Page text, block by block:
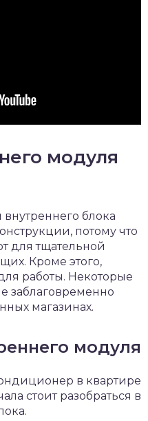
модуля
блока
потому что
для тщательной
Кроме этого,
работы. Некоторые
заблаговременно
магазинах.
модуля
в квартире
стоит разобраться в